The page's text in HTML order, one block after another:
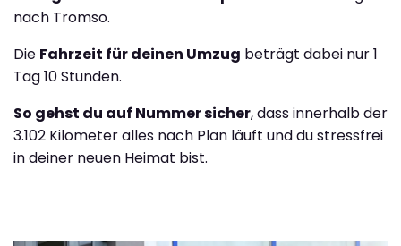
nach Tromso.
Die Fahrzeit für deinen Umzug beträgt dabei nur 1
Tag 10 Stunden.
So gehst du auf Nummer sicher, dass innerhalb der
3.102 Kilometer alles nach Plan läuft und du stressfrei
in deiner neuen Heimat bist.